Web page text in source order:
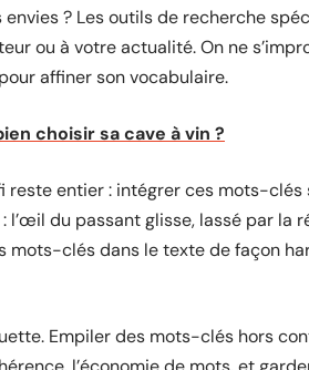
? Les outils de recherche
ou à votre actualité. On ne
affiner son vocabulaire.
choisir sa cave à vin ?
reste entier : intégrer ces mots-clés
l’œil du passant glisse, lassé par la
mots-clés dans le texte de façon
Empiler des mots-clés hors